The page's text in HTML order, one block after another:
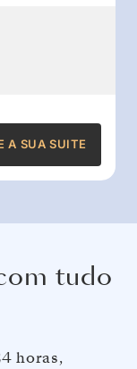
A SUA SUITE
tudo
horas,